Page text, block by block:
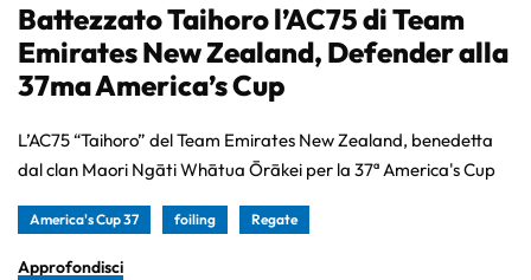
Battezzato Taihoro l’AC75 di Team
Emirates New Zealand, Defender alla
37ma America’s Cup
L’AC75 “Taihoro” del Team Emirates New Zealand, benedetta
dal clan Maori Ngāti Whātua Ōrākei per la 37ª America's Cup
America's Cup 37 foiling Regate
Approfondisci